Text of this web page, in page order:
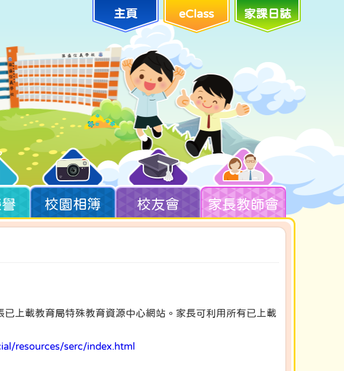
主頁 eClass 家課日誌
校園相簿 校友會 家長教師會
上載教育局特殊教育資源中心網站。家長可利用所有已上載
resources/serc/index.html